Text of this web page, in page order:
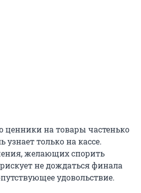
ценники на товары частенько
узнает только на кассе.
желающих спорить
не дождаться финала
удовольствие.